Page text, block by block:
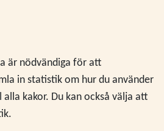
är nödvändiga för att
in statistik om hur du använder
kakor. Du kan också välja att